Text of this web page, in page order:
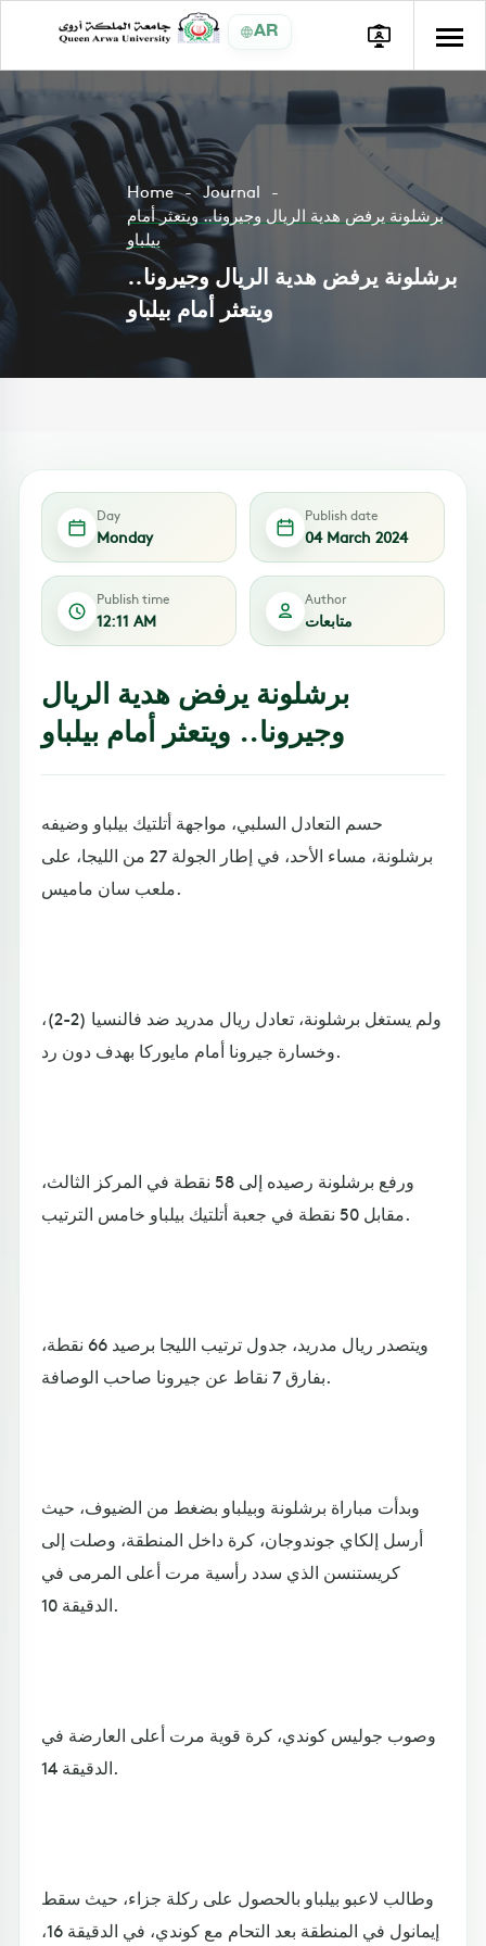
AR
Home
Journal
برشلونة يرفض هدية الريال وجيرونا.. ويتعثر أمام
بيلباو
برشلونة يرفض هدية الريال وجيرونا..
ويتعثر أمام بيلباو
Day
Monday
Publish date
04 March 2024
Publish time
12:11 AM
Author
متابعات
برشلونة يرفض هدية الريال
وجيرونا.. ويتعثر أمام بيلباو
حسم التعادل السلبي، مواجهة أتلتيك بيلباو وضيفه
برشلونة، مساء الأحد، في إطار الجولة 27 من الليجا، على
ملعب سان ماميس.
ولم يستغل برشلونة، تعادل ريال مدريد ضد فالنسيا (2-2)،
وخسارة جيرونا أمام مايوركا بهدف دون رد.
ورفع برشلونة رصيده إلى 58 نقطة في المركز الثالث،
مقابل 50 نقطة في جعبة أتلتيك بيلباو خامس الترتيب.
ويتصدر ريال مدريد، جدول ترتيب الليجا برصيد 66 نقطة،
بفارق 7 نقاط عن جيرونا صاحب الوصافة.
وبدأت مباراة برشلونة وبيلباو بضغط من الضيوف، حيث
أرسل إلكاي جوندوجان، كرة داخل المنطقة، وصلت إلى
كريستنسن الذي سدد رأسية مرت أعلى المرمى في
الدقيقة 10.
وصوب جوليس كوندي، كرة قوية مرت أعلى العارضة في
الدقيقة 14.
وطالب لاعبو بيلباو بالحصول على ركلة جزاء، حيث سقط
إيمانول في المنطقة بعد التحام مع كوندي، في الدقيقة 16،